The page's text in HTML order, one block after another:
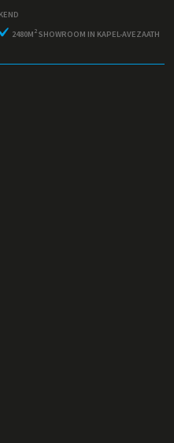
2480M 2SHOWROOM IN KAPEL-AVEZAATH